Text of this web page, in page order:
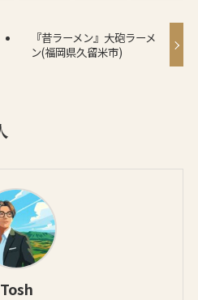
『昔ラーメン』大砲ラーメ
ン(福岡県久留米市)
Tosh